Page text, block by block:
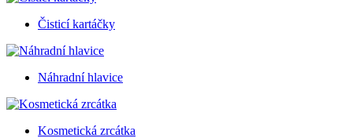
Čisticí kartáčky
Náhradní hlavice
Kosmetická zrcátka